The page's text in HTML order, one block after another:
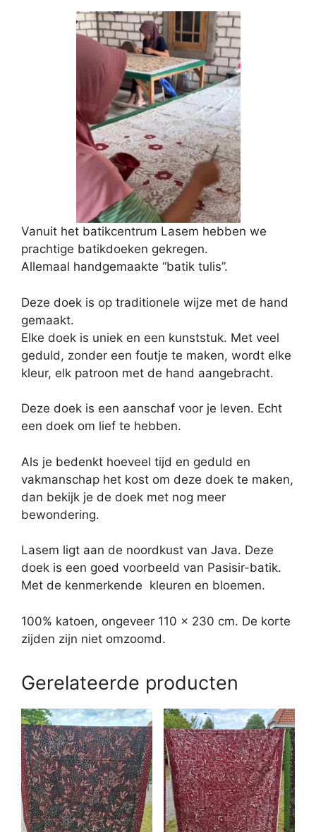
Vanuit het batikcentrum Lasem hebben we
prachtige batikdoeken gekregen.
Allemaal handgemaakte “batik tulis”.
Deze doek is op traditionele wijze met de hand
gemaakt.
Elke doek is uniek en een kunststuk. Met veel
geduld, zonder een foutje te maken, wordt elke
kleur, elk patroon met de hand aangebracht.
Deze doek is een aanschaf voor je leven. Echt
een doek om lief te hebben.
Als je bedenkt hoeveel tijd en geduld en
vakmanschap het kost om deze doek te maken,
dan bekijk je de doek met nog meer
bewondering.
Lasem ligt aan de noordkust van Java. Deze
doek is een goed voorbeeld van Pasisir-batik.
Met de kenmerkende kleuren en bloemen.
100% katoen, ongeveer 110 x 230 cm. De korte
zijden zijn niet omzoomd.
Gerelateerde producten